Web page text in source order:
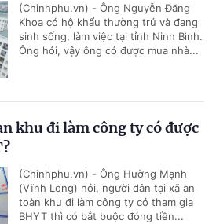
(Chinhphu.vn) - Ông Nguyễn Đăng
Khoa có hộ khẩu thường trú và đang
sinh sống, làm việc tại tỉnh Ninh Bình.
Ông hỏi, vậy ông có được mua nhà...
khu đi làm công ty có được
(Chinhphu.vn) - Ông Hường Mạnh
(Vĩnh Long) hỏi, người dân tại xã an
toàn khu đi làm công ty có tham gia
BHYT thì có bắt buộc đóng tiền...